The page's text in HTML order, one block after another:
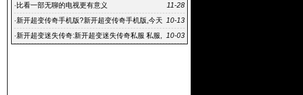
小说简介和背景
11-28
· 比看一部无聊的电视更有意义
10-13
·新开超变传奇手机版?新开超变传奇手机版,今天
给大家推荐一款三职业超
10-03
·新开超变迷失传奇:新开超变迷失传奇私服 私服,